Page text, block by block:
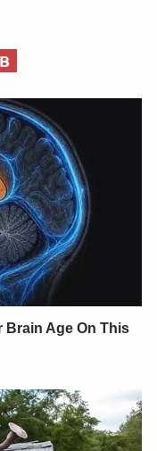
Brain Age On This